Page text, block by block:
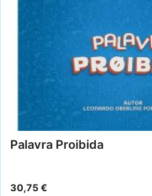
Palavra Proibida
30,75 €